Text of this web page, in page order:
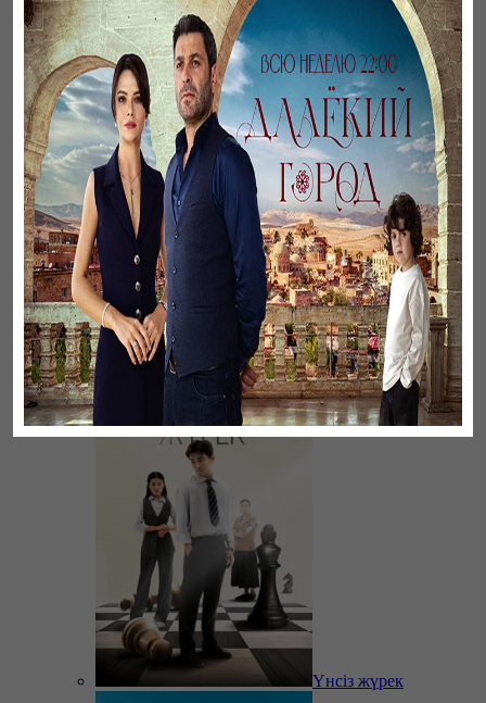
Әңгімесі ауылдың…
Үзілген жапырақтар
Үнсіз жүрек